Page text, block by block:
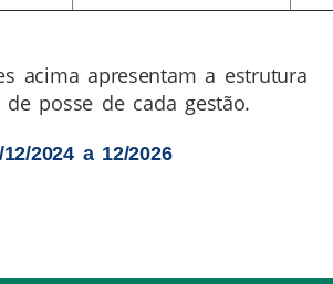
acima apresentam a estrutura
posse de cada gestão.
2024 a 12/2026